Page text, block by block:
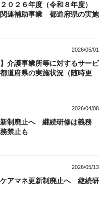
２０２６年度（令和８年度）
連補助事業 都道府県の実施
2026/05/01
】介護事業所等に対するサービ
道府県の実施状況（随時更
2026/04/08
制廃止へ 継続研修は義務
禁止も
2026/05/13
アマネ更新制廃止へ 継続研